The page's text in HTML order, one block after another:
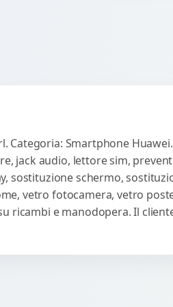
Categoria: Smartphone
jack audio, lettore sim,
sostituzione schermo,
vetro fotocamera, vetro
ricambi e manodopera. Il